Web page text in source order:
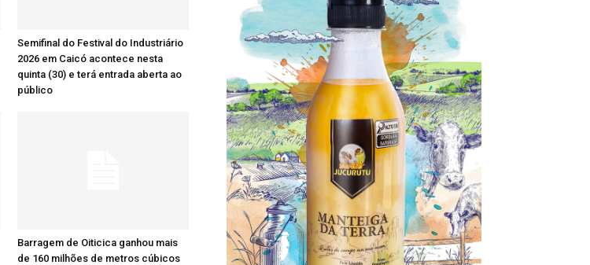
Semifinal do Festival do Industriário
2026 em Caicó acontece nesta
quinta (30) e terá entrada aberta ao
público
Barragem de Oiticica ganhou mais
de 160 milhões de metros cúbicos